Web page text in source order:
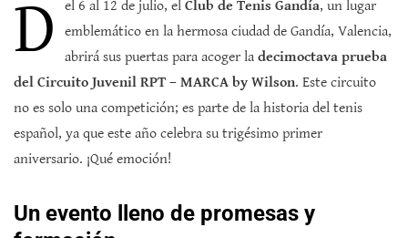
D el 6 al 12 de julio, el Club de Tenis Gandía, un lugar
emblemático en la hermosa ciudad de Gandía, Valencia,
abrirá sus puertas para acoger la decimoctava prueba
del Circuito Juvenil RPT – MARCA by Wilson. Este circuito
no es solo una competición; es parte de la historia del tenis
español, ya que este año celebra su trigésimo primer
aniversario. ¡Qué emoción!
Un evento lleno de promesas y